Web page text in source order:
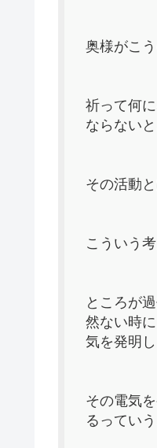
奥様がこ
祈って何
ならないと
その活動
こういう
ところが
然ない時
気を発明し
その電気
るってい